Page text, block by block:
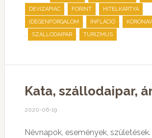
DEVIZAPIAC , FORINT , HITELKÁRTYA ,
IDEGENFORGALOM , INFLÁCIÓ ,
, SZÁLLODAIPAR , TURIZMUS
Kata, szállodaipar,
2020-06-19
Névnapok, események,